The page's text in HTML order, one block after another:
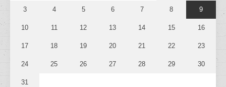
3 4 5 6 7 8 9
10 11 12 13 14 15 16
17 18 19 20 21 22 23
24 25 26 27 28 29 30
31